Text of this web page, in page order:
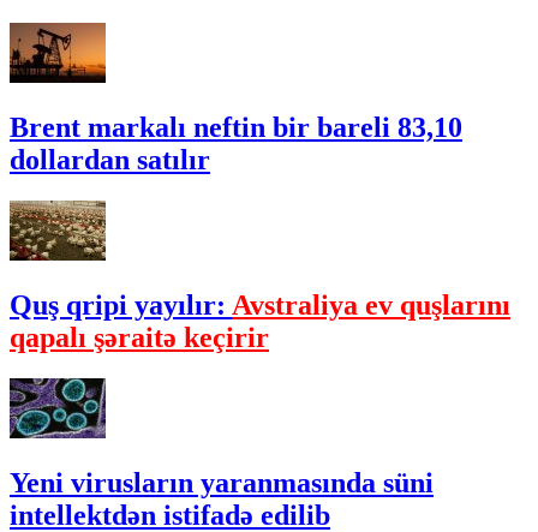
Brent markalı neftin bir bareli 83,10
dollardan satılır
Quş qripi yayılır: Avstraliya ev quşlarını
qapalı şəraitə keçirir
Yeni virusların yaranmasında süni
intellektdən istifadə edilib